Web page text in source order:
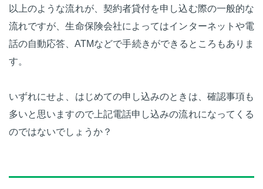
以上のような流れが、契約者貸付を申し込む際の一般的な
流れですが、生命保険会社によってはインターネットや電
話の自動応答、ATMなどで手続きができるところもありま
す。
いずれにせよ、はじめての申し込みのときは、確認事項も
多いと思いますので上記電話申し込みの流れになってくる
のではないでしょうか？